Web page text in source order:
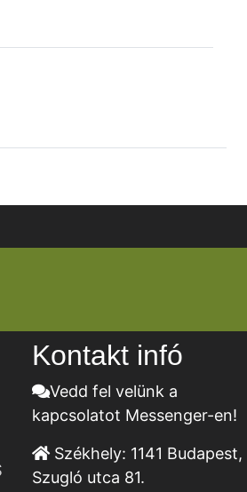
Kontakt infó
Vedd fel velünk a
kapcsolatot Messenger-en!
Székhely: 1141 Budapest,
Szugló utca 81.